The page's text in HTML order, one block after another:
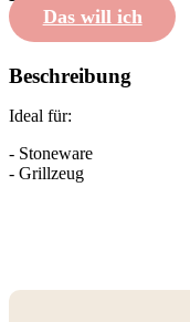
Das will ich
Beschreibung
Ideal für:
- Stoneware
- Grillzeug